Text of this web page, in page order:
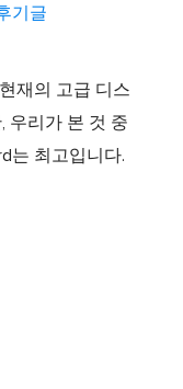
기글
재의 고급 디스
우리가 본 것 중
는 최고입니다.